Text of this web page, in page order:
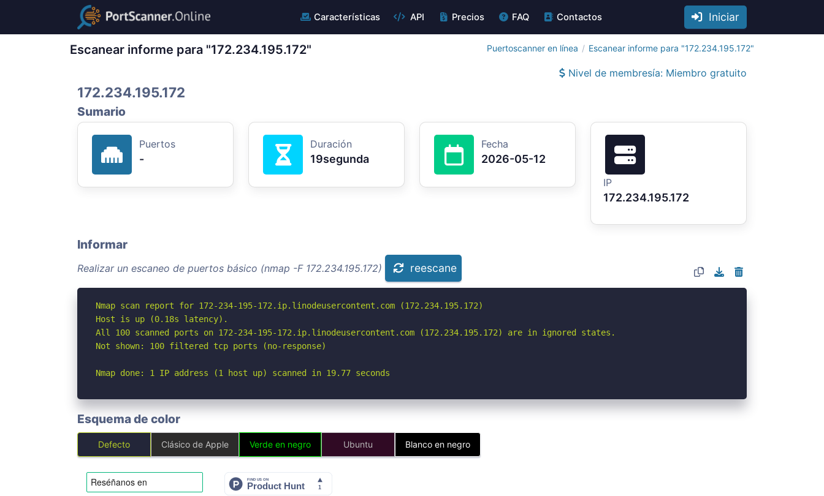
Características API Precios FAQ Contactos Iniciar
Escanear informe para "172.234.195.172" Puertoscanner en línea Escanear informe para "172.234.195.172"
Nivel de membresía: Miembro gratuito
172.234.195.172
Sumario
Puertos
-
Duración
19segunda
Fecha
2026-05-12
IP
172.234.195.172
Informar
Realizar un escaneo de puertos básico (nmap -F 172.234.195.172) reescane
Nmap scan report for 172-234-195-172.ip.linodeusercontent.com (172.234.195.172)
Host is up (0.18s latency).
All 100 scanned ports on 172-234-195-172.ip.linodeusercontent.com (172.234.195.172) are in ignored states.
Not shown: 100 filtered tcp ports (no-response)
Nmap done: 1 IP address (1 host up) scanned in 19.77 seconds
Esquema de color
Defecto Clásico de Apple Verde en negro Ubuntu Blanco en negro